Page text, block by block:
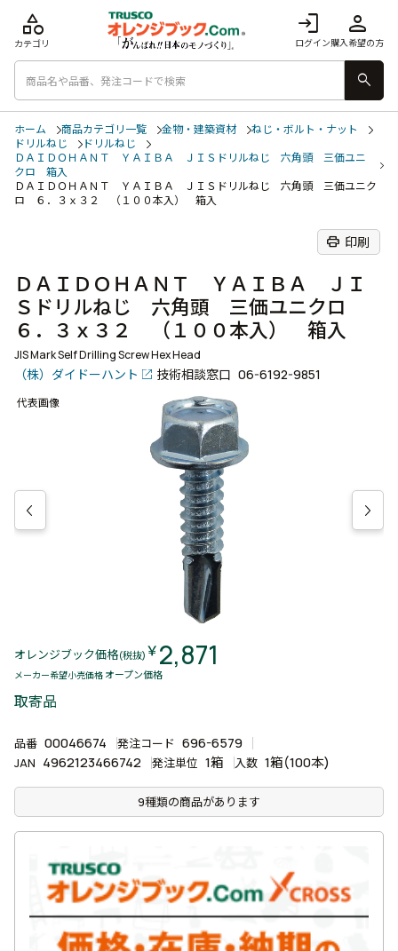
login
ログイン
person
購入希望の方
category
カテゴリ
search
ホーム 商品カテゴリ一覧 金物・建築資材
ねじ・ボルト・ナット
ドリルねじ
ドリルねじ
ＤＡＩＤＯＨＡＮＴ ＹＡＩＢＡ ＪＩＳドリルねじ 六角頭 三価ユニ
クロ 箱入
ＤＡＩＤＯＨＡＮＴ ＹＡＩＢＡ ＪＩＳドリルねじ 六角頭 三価ユニク
ロ ６．３ｘ３２ （１００本入） 箱入
print 印刷
ＤＡＩＤＯＨＡＮＴ ＹＡＩＢＡ ＪＩ
Ｓドリルねじ 六角頭 三価ユニクロ
６．３ｘ３２ （１００本入） 箱入
JIS Mark Self Drilling Screw Hex Head
（株）ダイドーハント 技術相談窓口 06-6192-9851
代表画像
オレンジブック価格(税抜) ￥2,871
メーカー希望小売価格 オープン価格
取寄品
品番 00046674 発注コード 696-6579
JAN 4962123466742 発注単位 1箱 入数 1箱(100本)
9種類の商品があります